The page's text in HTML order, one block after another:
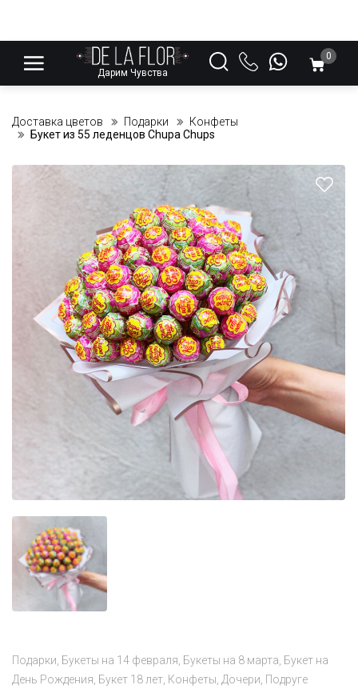
Дарим Чувства
0
Доставка цветов Подарки
Конфеты
Букет из 55 леденцов Chupa Chups
Подарки Букеты на 14 февраля Букеты на 8 марта Букет на
День Рождения Букет 18 лет Конфеты Дочери Подруге